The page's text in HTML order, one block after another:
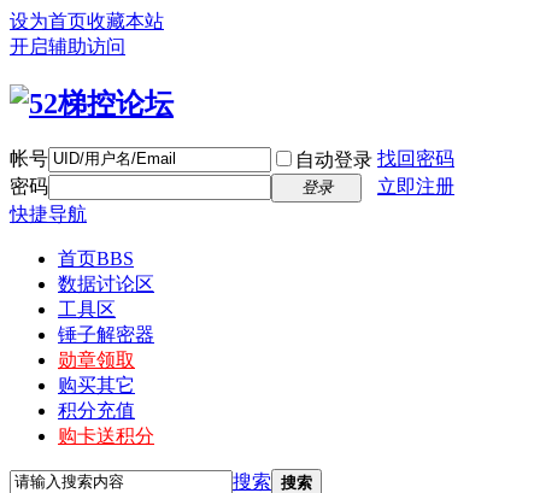
设为首页收藏本站
开启辅助访问
帐号 自动登录 找回密码
密码
登录
立即注册
快捷导航
首页BBS
数据讨论区
工具区
锤子解密器
勋章领取
购买其它
积分充值
购卡送积分
搜索 搜索